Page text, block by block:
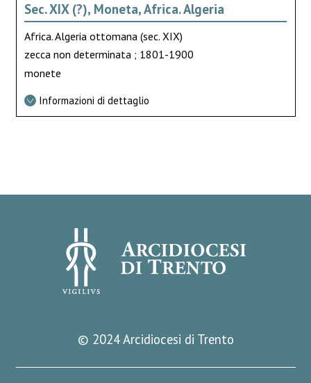
Sec. XIX (?), Moneta, Africa. Algeria
Africa. Algeria ottomana (sec. XIX)
zecca non determinata ; 1801-1900
monete
Informazioni di dettaglio
© 2024 Arcidiocesi di Trento